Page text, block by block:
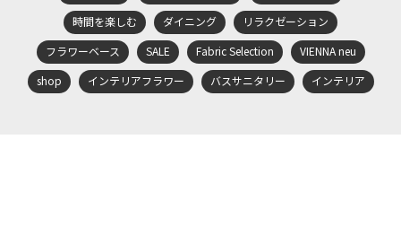
時間を楽しむ
ダイニング
リラクゼーション
フラワーベース
SALE Fabric Selection
VIENNA neu
shop
インテリアフラワー バスサニタリー インテリア